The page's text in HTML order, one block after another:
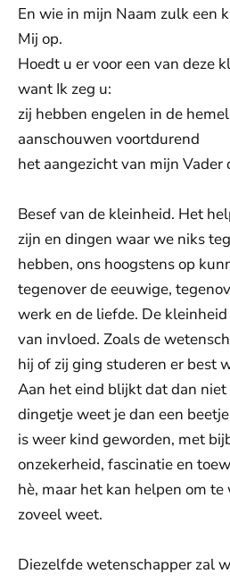
En wie in mijn Naam zulk een
Mij op.
Hoedt u er voor een van deze
want Ik zeg u:
zij hebben engelen in de
aanschouwen voortdurend
het aangezicht van mijn Vader
Besef van de kleinheid. Het
zijn en dingen waar we niks
hebben, ons hoogstens op
tegenover de eeuwige,
werk en de liefde. De
van invloed. Zoals de
hij of zij ging studeren er best
Aan het eind blijkt dat dan niet
dingetje weet je dan een
is weer kind geworden, met
onzekerheid, fascinatie en
hè, maar het kan helpen om
zoveel weet.
Diezelfde wetenschapper zal